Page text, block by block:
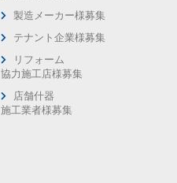
製造メーカー様募集
テナント企業様募集
リフォーム
協力施工店様募集
店舗什器
施工業者様募集